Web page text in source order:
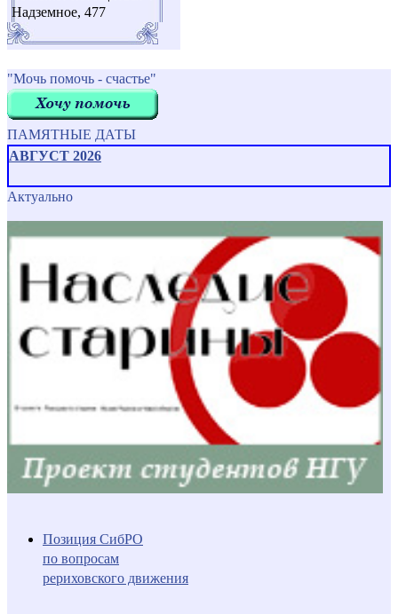
Надземное, 477
"Мочь помочь - счастье"
ПАМЯТНЫЕ ДАТЫ
АВГУСТ 2026
Актуально
Позиция СибРО
по вопросам
рериховского движения